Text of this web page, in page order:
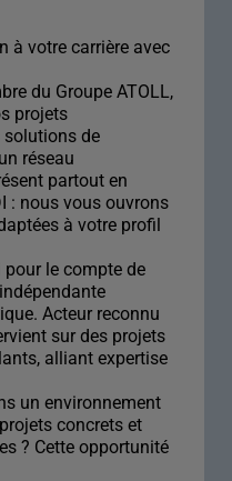
à votre carrière avec
du Groupe ATOLL,
projets
solutions de
réseau
partout en
: nous vous ouvrons
à votre profil
le compte de
Acteur reconnu
sur des projets
alliant expertise
un environnement
concrets et
? Cette opportunité